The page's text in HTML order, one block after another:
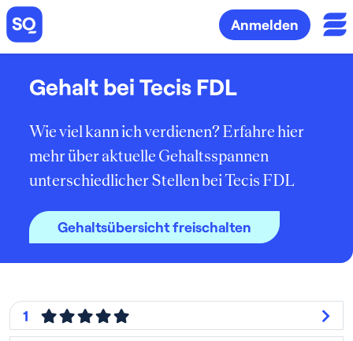
Anmelden
Gehalt bei Tecis FDL
Wie viel kann ich verdienen? Erfahre hier
mehr über aktuelle Gehaltsspannen
unterschiedlicher Stellen bei Tecis FDL
Gehaltsübersicht freischalten
1